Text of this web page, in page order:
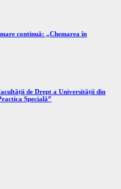
continuă: „Chemarea în
de Drept a Universității din
Specială”